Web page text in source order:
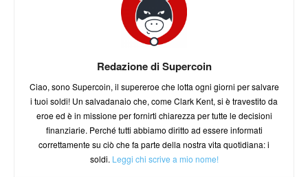
Redazione di Supercoin
Ciao, sono Supercoin, il supereroe che lotta ogni giorni per salvare
i tuoi soldi! Un salvadanaio che, come Clark Kent, si è travestito da
eroe ed è in missione per fornirti chiarezza per tutte le decisioni
finanziarie. Perché tutti abbiamo diritto ad essere informati
correttamente su ciò che fa parte della nostra vita quotidiana: i
soldi. Leggi chi scrive a mio nome!